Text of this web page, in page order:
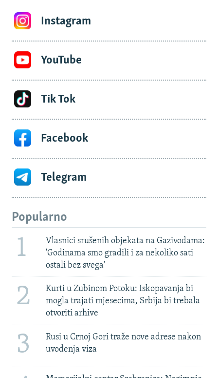
Instagram
YouTube
Tik Tok
Facebook
Telegram
Popularno
1
Vlasnici srušenih objekata na Gazivodama:
'Godinama smo gradili i za nekoliko sati
ostali bez svega'
2
Kurti u Zubinom Potoku: Iskopavanja bi
mogla trajati mjesecima, Srbija bi trebala
otvoriti arhive
3
Rusi u Crnoj Gori traže nove adrese nakon
uvođenja viza